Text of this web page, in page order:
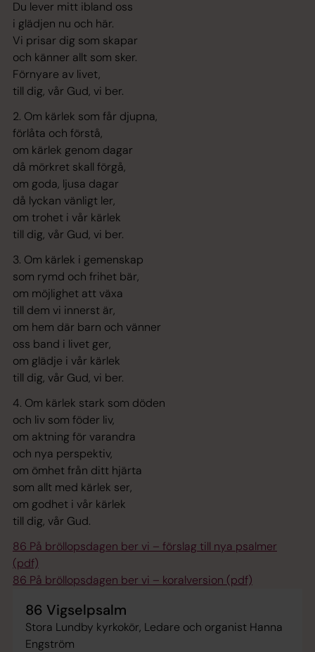
Du lever mitt ibland oss
i glädjen nu och här.
Vi prisar dig som skapar
och känner allt som sker.
Förnyare av livet,
till dig, vår Gud, vi ber.
2. Om kärlek som får djupna,
förlåta och förstå,
om kärlek genom dagar
då mörkret skall förgå,
om goda, ljusa dagar
då lyckan vänligt ler,
om trohet i vår kärlek
till dig, vår Gud, vi ber.
3. Om kärlek i gemenskap
som rymd och frihet bär,
om möjlighet att växa
till dem vi innerst är,
om hem där barn och vänner
oss band i livet ger,
om glädje i vår kärlek
till dig, vår Gud, vi ber.
4. Om kärlek stark som döden
och liv som föder liv,
om aktning för varandra
och nya perspektiv,
om ömhet från ditt hjärta
som allt med kärlek ser,
om godhet i vår kärlek
till dig, vår Gud.
86 På bröllopsdagen ber vi – förslag till nya psalmer
(pdf)
86 På bröllopsdagen ber vi – koralversion (pdf)
86 Vigselpsalm
Stora Lundby kyrkokör, Ledare och organist Hanna
Engström